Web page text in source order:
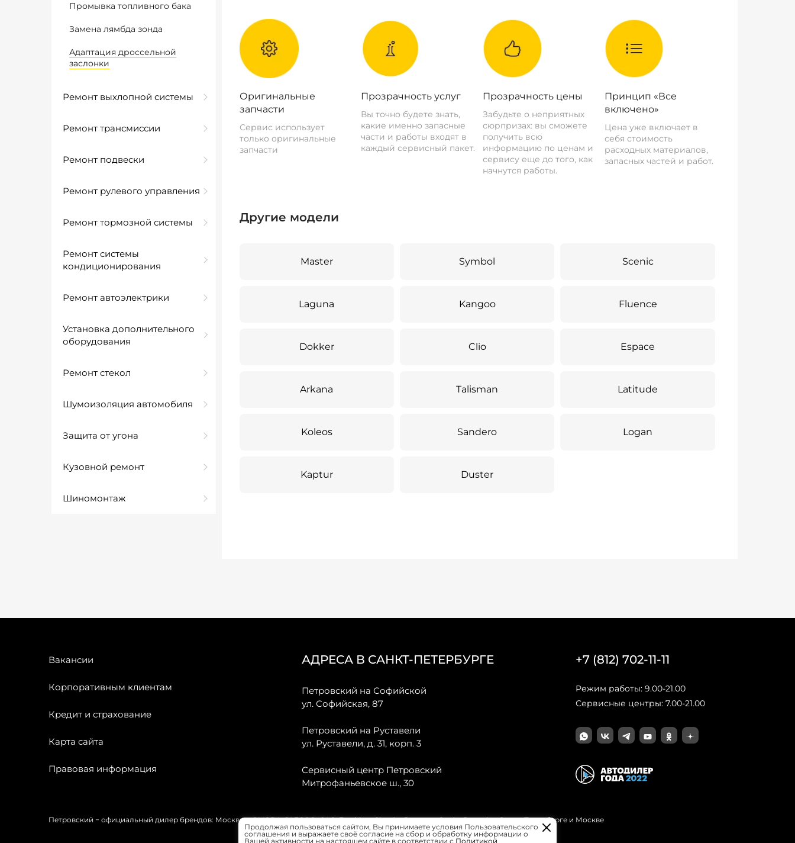
Промывка топливного бака
Замена лямбда зонда
Адаптация дроссельной
заслонки
Ремонт выхлопной системы
Ремонт трансмиссии
Ремонт подвески
Ремонт рулевого управления
Ремонт тормозной системы
Ремонт системы
кондиционирования
Ремонт автоэлектрики
Установка дополнительного
оборудования
Ремонт стекол
Шумоизоляция автомобиля
Защита от угона
Кузовной ремонт
Шиномонтаж
Оригинальные
запчасти
Сервис использует
только оригинальные
запчасти
Прозрачность услуг
Вы точно будете знать,
какие именно запасные
части и работы входят в
каждый сервисный пакет.
Прозрачность цены
Забудьте о неприятных
сюрпризах: вы сможете
получить всю
информацию по ценам и
сервису еще до того, как
начнутся работы.
Принцип «Все
включено»
Цена уже включает в
себя стоимость
расходных материалов,
запасных частей и работ.
Другие модели
Master Symbol Scenic
Laguna Kangoo Fluence
Dokker Clio Espace
Arkana Talisman Latitude
Koleos Sandero Logan
Kaptur Duster
Вакансии
Корпоративным клиентам
Кредит и страхование
Карта сайта
Правовая информация
АДРЕСА В САНКТ-ПЕТЕРБУРГЕ
Петровский на Софийской
ул. Софийская, 87
Петровский на Руставели
ул. Руставели, д. 31, корп. 3
Сервисный центр Петровский
Митрофаньевское ш., 30
+7 (812) 702-11-11
Режим работы: 9.00-21.00
Сервисные центры: 7.00-21.00
Петровский − официальный дилер брендов: Москвич, OMODA, JAECOO, GAC, Forthing, Citroёn, Peugeot, Opel и Renault в Санкт-Петербурге и Москве
Продолжая пользоваться сайтом, Вы принимаете условия Пользовательского
соглашения и выражаете своё согласие на сбор и обработку информации о
Вашей активности на настоящем сайте в соответствии с Политикой